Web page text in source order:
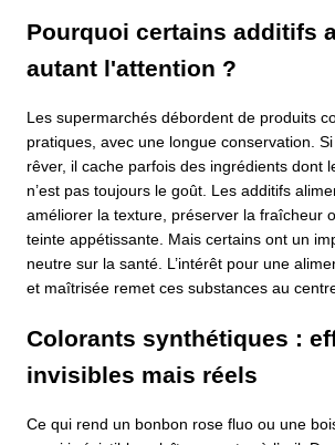
Pourquoi certains additifs
autant l'attention ?
Les supermarchés débordent de produits
pratiques, avec une longue conservation. Si
rêver, il cache parfois des ingrédients dont
n’est pas toujours le goût. Les additifs
améliorer la texture, préserver la fraîcheur
teinte appétissante. Mais certains ont un
neutre sur la santé. L’intérêt pour une
et maîtrisée remet ces substances au
Colorants synthétiques :
invisibles mais réels
Ce qui rend un bonbon rose fluo ou une